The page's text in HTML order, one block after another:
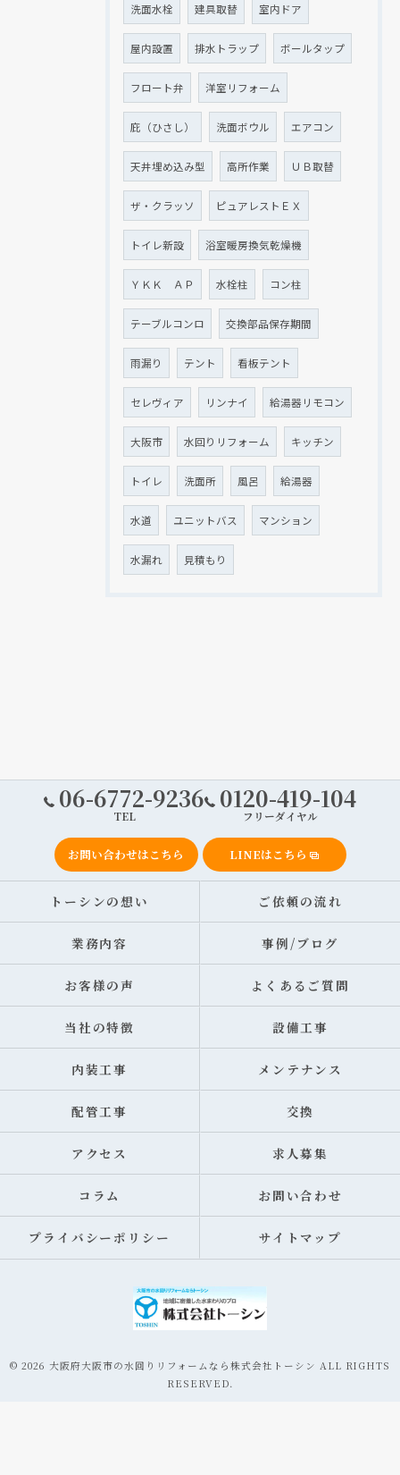
洗面水栓 建具取替 室内ドア
屋内設置 排水トラップ ボールタップ
フロート弁 洋室リフォーム
庇（ひさし） 洗面ボウル エアコン
天井埋め込み型 高所作業 ＵＢ取替
ザ・クラッソ ピュアレストＥＸ
トイレ新設 浴室暖房換気乾燥機
ＹＫＫ ＡＰ 水栓柱 コン柱
テーブルコンロ 交換部品保存期間
雨漏り テント 看板テント
セレヴィア リンナイ 給湯器リモコン
大阪市 水回りリフォーム キッチン
トイレ 洗面所 風呂 給湯器
水道 ユニットバス マンション
水漏れ 見積もり
06-6772-9236
TEL
0120-419-104
フリーダイヤル
お問い合わせはこちら LINEはこちら
トーシンの想い ご依頼の流れ
業務内容 事例/ブログ
お客様の声 よくあるご質問
当社の特徴 設備工事
内装工事 メンテナンス
配管工事 交換
アクセス 求人募集
コラム お問い合わせ
プライバシーポリシー サイトマップ
© 2026 大阪府大阪市の水回りリフォームなら株式会社トーシン ALL RIGHTS
RESERVED.